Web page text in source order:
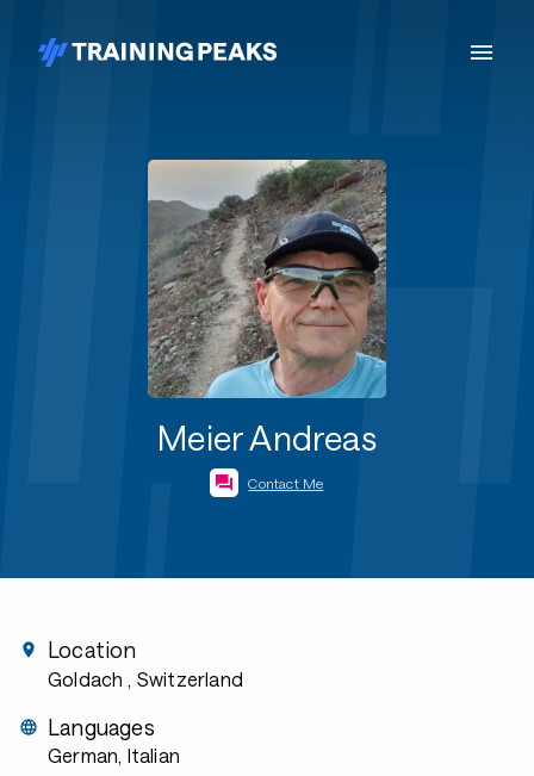
Meier Andreas
Contact Me
Location
Goldach , Switzerland
Languages
German, Italian